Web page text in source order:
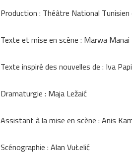
Production : Théâtre National
Texte et mise en scène : Marwa Manai
Texte inspiré des nouvelles de : Iva
Dramaturgie : Maja Ležaić
Assistant à la mise en scène : Anis
Scénographie : Alan VuŁelić